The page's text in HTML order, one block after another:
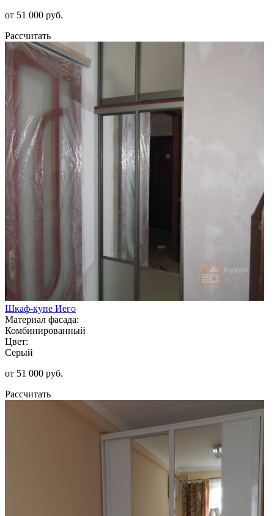
от 51 000 руб.
Рассчитать
Шкаф-купе Иего
Материал фасада:
Комбинированный
Цвет:
Серый
от 51 000 руб.
Рассчитать